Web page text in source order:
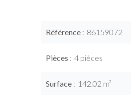
Référence 86159072
Pièces 4 pièces
Surface 142.02 m²